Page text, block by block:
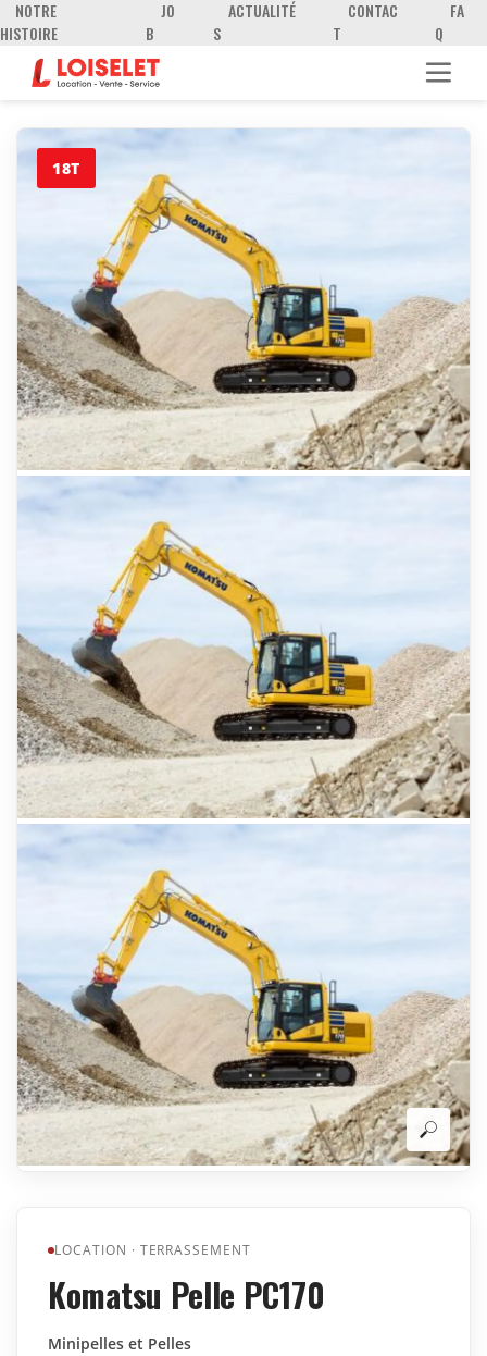
NOTRE
HISTOIRE
JO
B
ACTUALITÉ
S
CONTAC
T
FA
Q
18T
LOCATION · TERRASSEMENT
Komatsu Pelle PC170
Minipelles et Pelles